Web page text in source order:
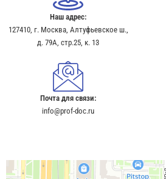
Наш адрес:
127410, г. Москва, Алтуфьевское ш.,
д. 79А, стр.25, к. 13​
Почта для связи:
info@prof-doc.ru